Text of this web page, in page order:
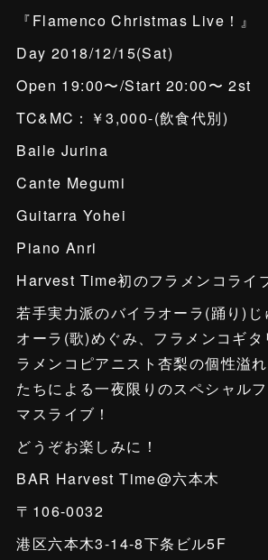
『Flamenco Christmas Live！』
Day 2018/12/15(Sat)
Open 19:00〜/Start 20:00〜 2st
TC&MC：￥3,000-(飲食代別)
Baile Jurina
Cante Megumi
Guitarra Yohei
Piano Anri
Harvest Time初のフラメンコライ
若手実力派のバイラオーラ(踊り)じ
オーラ(歌)めぐみ、フラメンコギタ
ラメンコピアニスト杏梨の個性溢
たちによる一夜限りのスペシャル
マスライブ！
どうぞお楽しみに！
BAR Harvest Time@六本木
〒106-0032
港区六本木3-14-8下条ビル5F